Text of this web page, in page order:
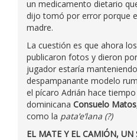
un medicamento dietario
dijo tomó por error porque
madre.
La cuestión es que ahora
publicaron fotos y dieron
jugador estaría
despampanante modelo
el pícaro Adrián hace
dominicana Consuelo Matos
como la pata’e’lana (?)
EL MATE Y EL CAMIÓN, UN